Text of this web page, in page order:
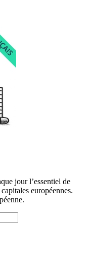
jour l’essentiel de
européennes.